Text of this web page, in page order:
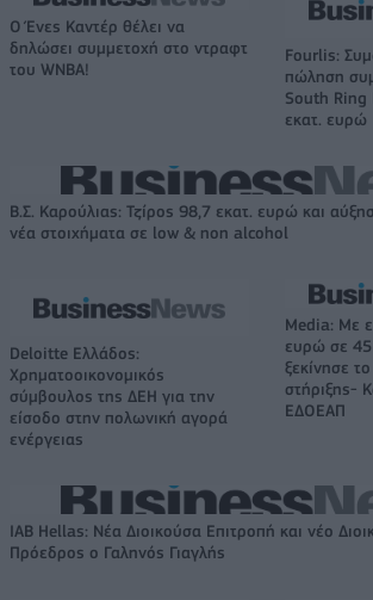
Ο Ένες Καντέρ θέλει να
δηλώσει συμμετοχή στο ντραφτ
του WNBA!
Fourlis:
πώληση
South Ring
εκατ. ευρώ
Β.Σ. Καρούλιας: Τζίρος 98,7 εκατ. ευρώ και
νέα στοιχήματα σε low & non alcohol
Deloitte Ελλάδος:
Χρηματοοικονομικός
σύμβουλος της ΔΕΗ για την
είσοδο στην πολωνική αγορά
ενέργειας
Media: Με
ευρώ σε
ξεκίνησε
στήριξης-
ΕΔΟΕΑΠ
IAB Hellas: Νέα Διοικούσα Επιτροπή και νέο
Πρόεδρος ο Γαληνός Γιαγλής